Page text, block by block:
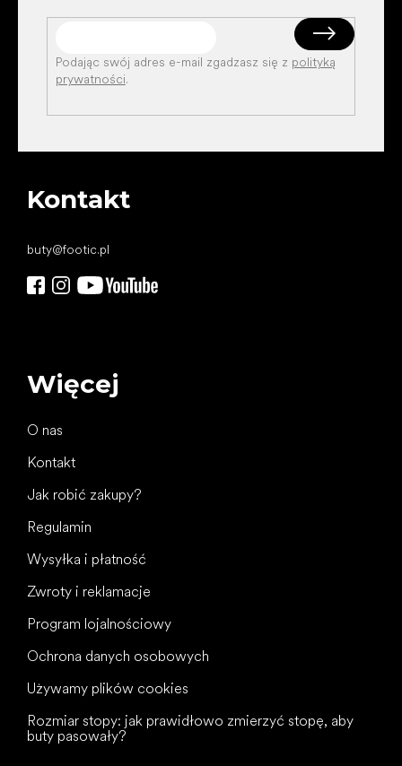
Podając swój adres e-mail zgadzasz się z polityką
prywatności.
Kontakt
buty@footic.pl
Więcej
O nas
Kontakt
Jak robić zakupy?
Regulamin
Wysyłka i płatność
Zwroty i reklamacje
Program lojalnościowy
Ochrona danych osobowych
Używamy plików cookies
Rozmiar stopy: jak prawidłowo zmierzyć stopę, aby
buty pasowały?